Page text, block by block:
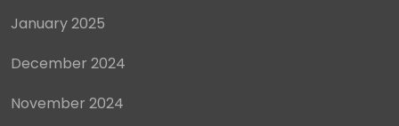
January 2025
December 2024
November 2024